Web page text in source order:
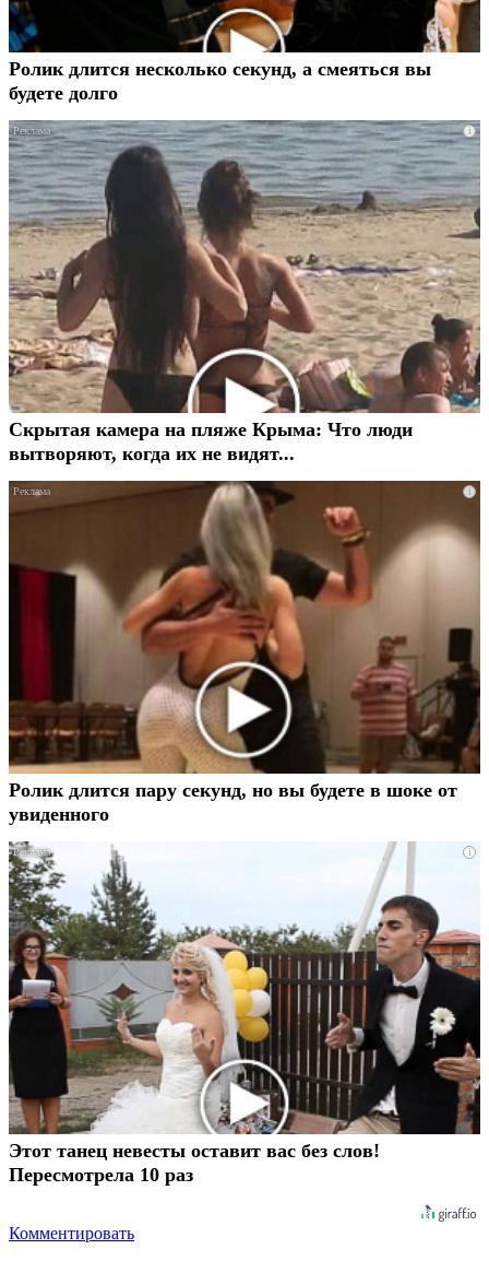
Ролик длится несколько секунд, а смеяться вы
будете долго
i
Скрытая камера на пляже Крыма: Что люди
вытворяют, когда их не видят...
i
Ролик длится пару секунд, но вы будете в шоке от
увиденного
i
Этот танец невесты оставит вас без слов!
Пересмотрела 10 раз
Комментировать